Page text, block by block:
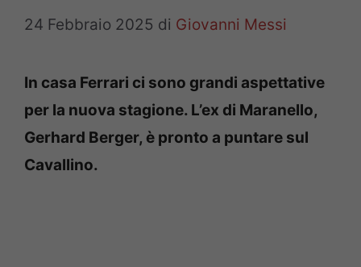
24 Febbraio 2025 di Giovanni Messi
In casa Ferrari ci sono grandi aspettative
per la nuova stagione. L’ex di Maranello,
Gerhard Berger, è pronto a puntare sul
Cavallino.